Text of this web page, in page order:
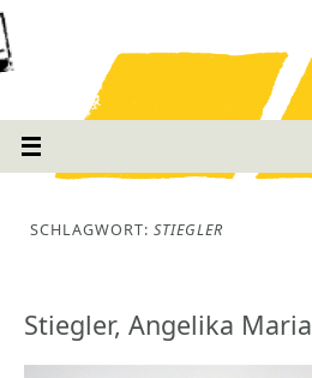
SCHLAGWORT: STIEGLER
Stiegler, Angelika Maria